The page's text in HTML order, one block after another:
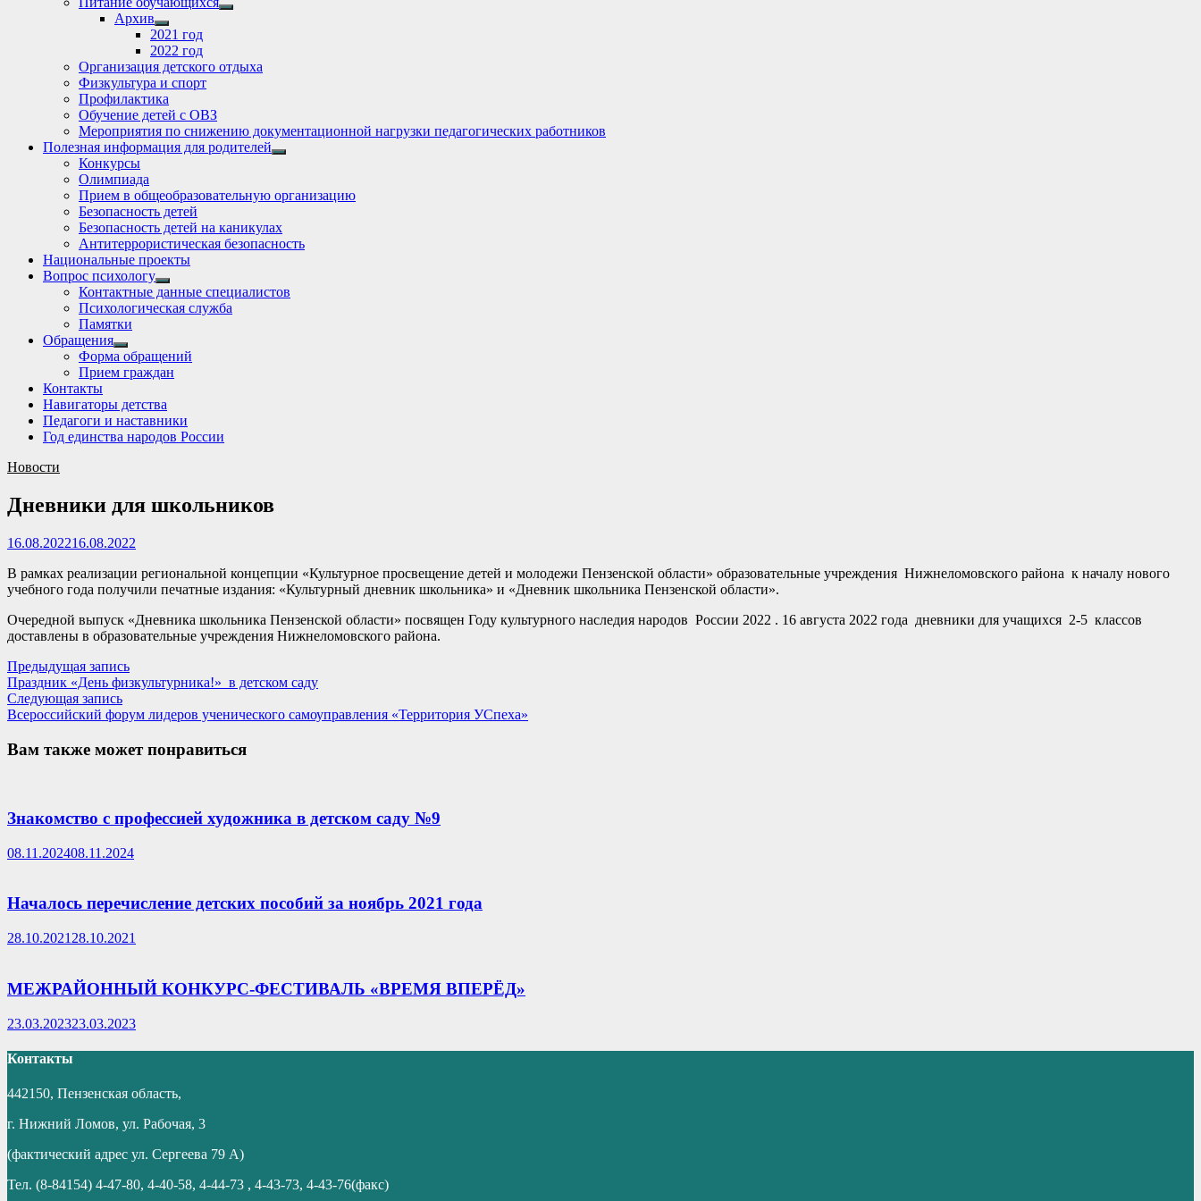
Show
Архив
Show
sub
menu
2021 год
2022 год
Организация детского отдыха
Физкультура и спорт
Профилактика
Обучение детей с ОВЗ
Мероприятия по снижению документационной нагрузки педагогических работников
Полезная информация для родителей
Show
Конкурсы
Олимпиада
Прием в общеобразовательную организацию
Безопасность детей
Безопасность детей на каникулах
Антитеррористическая безопасность
Национальные проекты
Вопрос психологу
Show
sub
menu
Контактные данные специалистов
Психологическая служба
Памятки
Обращения
Show
sub
menu
Форма обращений
Прием граждан
Контакты
Навигаторы детства
Педагоги и наставники
Год единства народов России
Новости
Дневники для школьников
16.08.202216.08.2022
В рамках реализации региональной концепции «Культурное просвещение детей и молодежи Пензенской области» образовательные учреждения Нижнеломовского района к началу нового
учебного года получили печатные издания: «Культурный дневник школьника» и «Дневник школьника Пензенской области».
Очередной выпуск «Дневника школьника Пензенской области» посвящен Году культурного наследия народов России 2022 . 16 августа 2022 года дневники для учащихся 2-5 классов
доставлены в образовательные учреждения Нижнеломовского района.
Навигация
по
записям
Предыдущая записьПредыдущая
запись:
Праздник «День физкультурника!» в детском саду
Следующая записьСледующая
запись:
Всероссийский форум лидеров ученического самоуправления «Территория УСпеха»
Вам также может понравиться
Знакомство с профессией художника в детском саду №9
08.11.202408.11.2024
Началось перечисление детских пособий за ноябрь 2021 года
28.10.2021 28.10.2021
МЕЖРАЙОННЫЙ КОНКУРС-ФЕСТИВАЛЬ «ВРЕМЯ ВПЕРЁД»
23.03.202323.03.2023
Контакты
442150, Пензенская область,
г. Нижний Ломов, ул. Рабочая, 3
(фактический адрес ул. Сергеева 79 А)
Тел. (8-84154) 4-47-80, 4-40-58, 4-44-73 , 4-43-73, 4-43-76(факс)